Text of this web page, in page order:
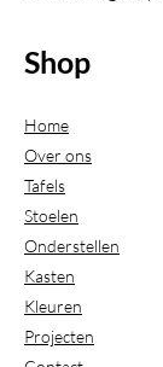
Shop
Home
Over ons
Tafels
Stoelen
Onderstellen
Kasten
Kleuren
Projecten